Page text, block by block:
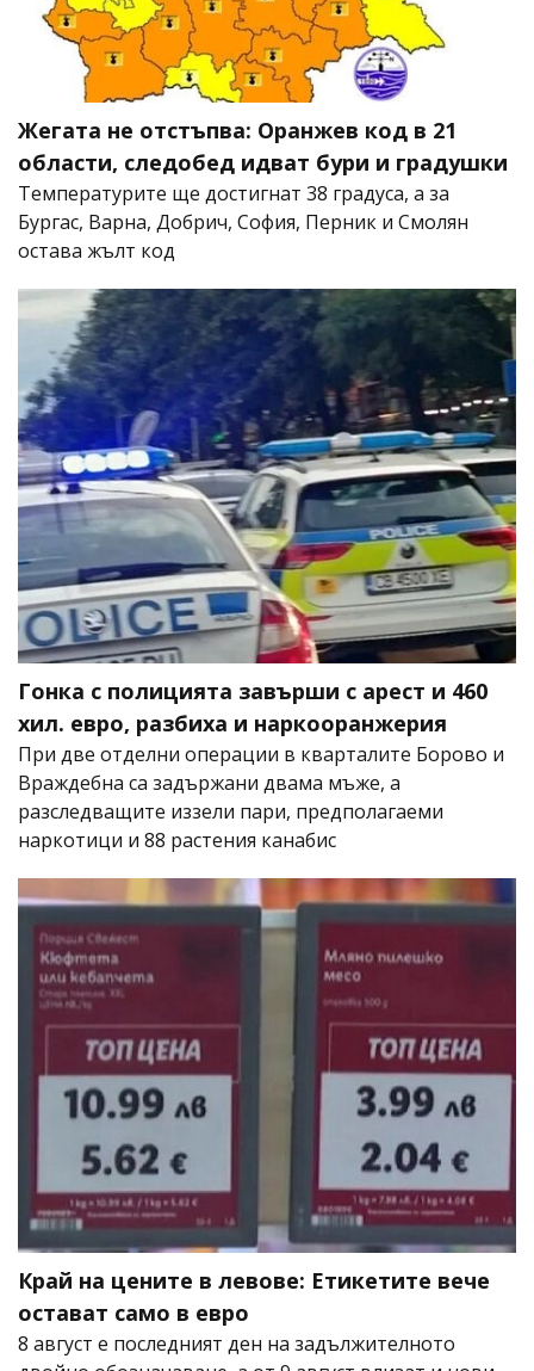
Жегата не отстъпва: Оранжев код в 21
области, следобед идват бури и градушки
Температурите ще достигнат 38 градуса, а за
Бургас, Варна, Добрич, София, Перник и Смолян
остава жълт код
Гонка с полицията завърши с арест и 460
хил. евро, разбиха и наркооранжерия
При две отделни операции в кварталите Борово и
Враждебна са задържани двама мъже, а
разследващите иззели пари, предполагаеми
наркотици и 88 растения канабис
Край на цените в левове: Етикетите вече
остават само в евро
8 август е последният ден на задължителното